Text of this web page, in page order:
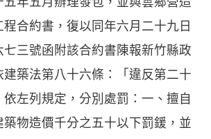
合約書，復以同年六月二十九日
七三號函附該合約書陳報新竹縣政
建築法第八十六條：「違反第二十
依左列規定，分別處罰：一、擅自
築物造價千分之五十以下罰鍰，並